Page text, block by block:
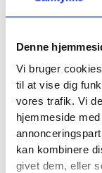
Denne
Vi bruger
til at vise dig
vores trafik. Vi
hjemmeside
kan kombinere
givet dem, eller
Istex
Addi
Smukke
Videoer
Forhandlere
Om os